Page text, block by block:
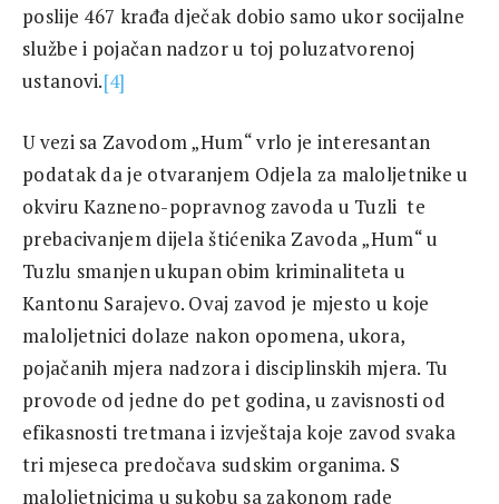
poslije 467 krađa dječak dobio samo ukor socijalne
službe i pojačan nadzor u toj poluzatvorenoj
ustanovi.[4]
U vezi sa Zavodom „Hum“ vrlo je interesantan
podatak da je otvaranjem Odjela za maloljetnike u
okviru Kazneno-popravnog zavoda u Tuzli te
prebacivanjem dijela štićenika Zavoda „Hum“ u
Tuzlu smanjen ukupan obim kriminaliteta u
Kantonu Sarajevo. Ovaj zavod je mjesto u koje
maloljetnici dolaze nakon opomena, ukora,
pojačanih mjera nadzora i disciplinskih mjera. Tu
provode od jedne do pet godina, u zavisnosti od
efikasnosti tretmana i izvještaja koje zavod svaka
tri mjeseca predočava sudskim organima. S
maloljetnicima u sukobu sa zakonom rade